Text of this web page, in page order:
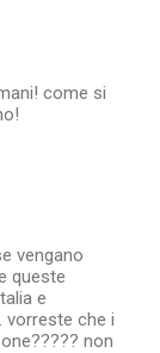
come si
vengano
queste
e
vorreste che i
non